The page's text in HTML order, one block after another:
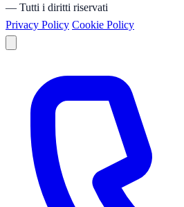
— Tutti i diritti riservati
Privacy Policy Cookie Policy